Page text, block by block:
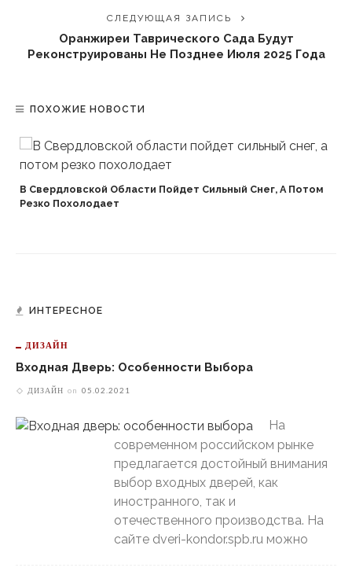
СЛЕДУЮЩАЯ ЗАПИСЬ
Оранжиреи Таврического Сада Будут
Реконструированы Не Позднее Июля 2025 Года
ПОХОЖИЕ НОВОСТИ
В Свердловской Области Пойдет Сильный Снег, А Потом
Резко Похолодает
ИНТЕРЕСНОЕ
ДИЗАЙН
Входная Дверь: Особенности Выбора
ДИЗАЙН on 05.02.2021
На
современном российском рынке
предлагается достойный внимания
выбор входных дверей, как
иностранного, так и
отечественного производства. На
сайте dveri-kondor.spb.ru можно